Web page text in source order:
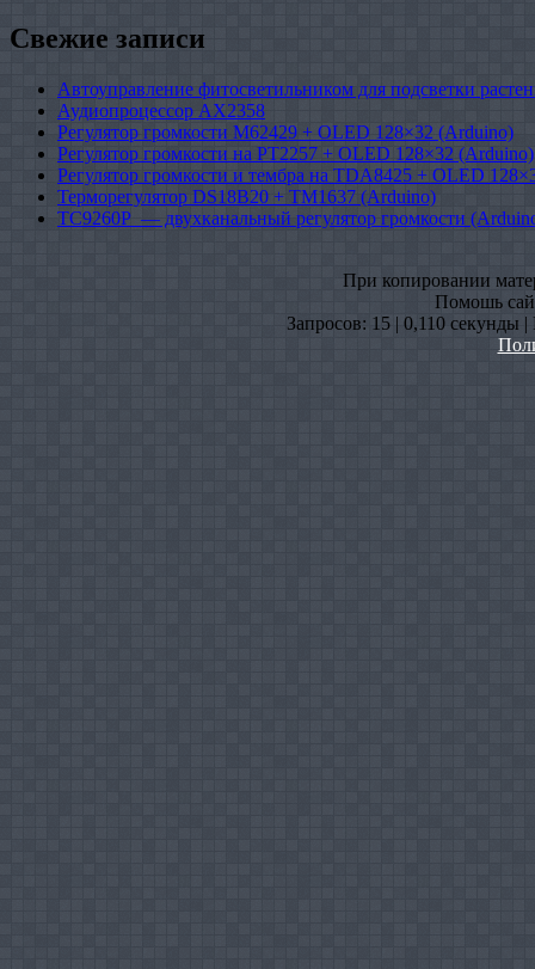
Свежие записи
Автоуправление фитосветильником для подсветки
Аудиопроцессор AX2358
Регулятор громкости M62429 + OLED 128×32 (Arduino)
Регулятор громкости на PT2257 + OLED 128×32 (Arduino)
Регулятор громкости и тембра на TDA8425 + OLED
Терморегулятор DS18B20 + TM1637 (Arduino)
TC9260P — двухканальный регулятор громкости
При копировании
Помошь
Запросов: 15 | 0,110 секунды